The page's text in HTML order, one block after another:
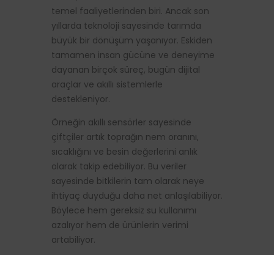
temel faaliyetlerinden biri. Ancak son
yıllarda teknoloji sayesinde tarımda
büyük bir dönüşüm yaşanıyor. Eskiden
tamamen insan gücüne ve deneyime
dayanan birçok süreç, bugün dijital
araçlar ve akıllı sistemlerle
destekleniyor.
Örneğin akıllı sensörler sayesinde
çiftçiler artık toprağın nem oranını,
sıcaklığını ve besin değerlerini anlık
olarak takip edebiliyor. Bu veriler
sayesinde bitkilerin tam olarak neye
ihtiyaç duyduğu daha net anlaşılabiliyor.
Böylece hem gereksiz su kullanımı
azalıyor hem de ürünlerin verimi
artabiliyor.